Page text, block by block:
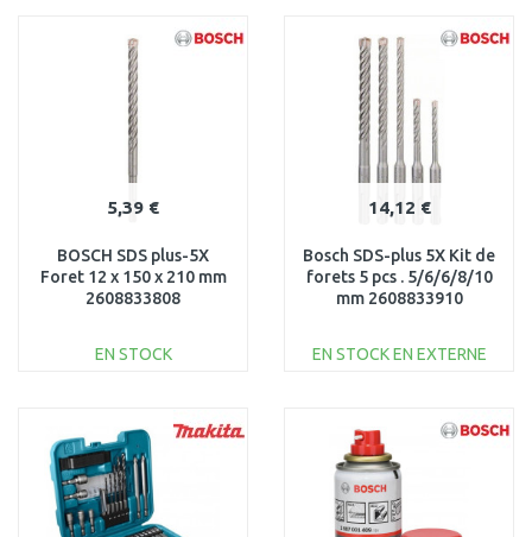
Au comparatif Au comparatif
5,39 €
BOSCH SDS plus-5X
Foret 12 x 150 x 210 mm
2608833808
EN STOCK
Au comparatif
14,12 €
Bosch SDS-plus 5X Kit de
forets 5 pcs . 5/6/6/8/10
mm 2608833910
EN STOCK EN EXTERNE
Au comparatif